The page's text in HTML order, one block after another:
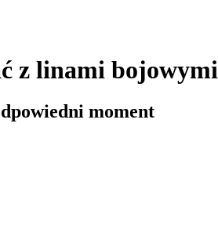
z linami bojowymi
moment